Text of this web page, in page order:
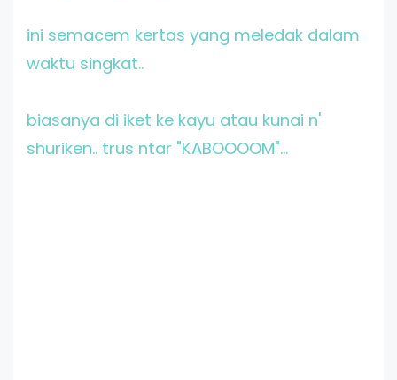
ini semacem kertas yang meledak dalam
waktu singkat..
biasanya di iket ke kayu atau kunai n'
shuriken.. trus ntar "KABOOOOM"...